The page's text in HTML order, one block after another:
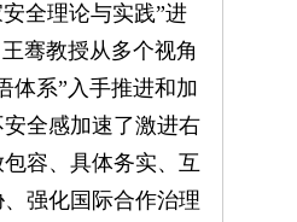
全理论与实践”进
骞教授从多个视角
体系”入手推进和加
全感加速了激进右
容、具体务实、互
强化国际合作治理